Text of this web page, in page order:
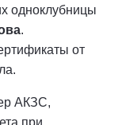
одноклубницы
.
от
АКЗС,
при